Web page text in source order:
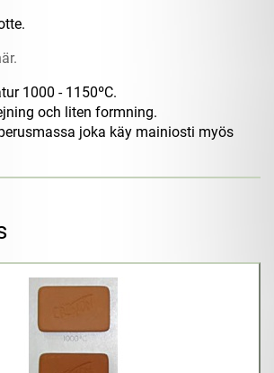
1000 - 1150ºC.
och liten formning.
joka käy mainiosti myös